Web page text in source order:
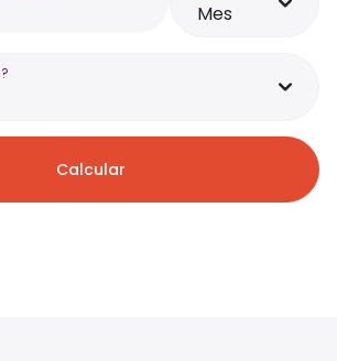
Mes
Calcular